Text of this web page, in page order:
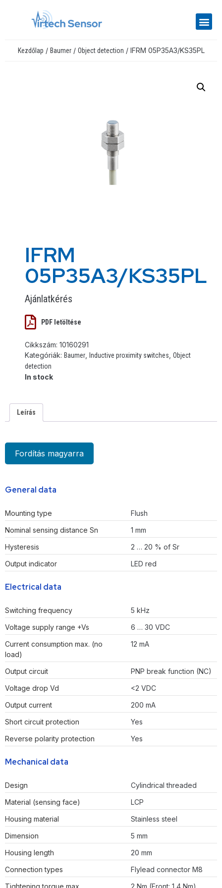
Kezdőlap / Baumer/ Object detection / IFRM 05P35A3/KS35PL
IFRM
05P35A3/KS35PL
Ajánlatkérés
PDF letöltése
Cikkszám: 10160291
Kategóriák: Baumer Inductive proximity switches Object
detection
In stock
Leírás
Fordítás magyarra
General data
Mounting type
Flush
Nominal sensing distance Sn
1 mm
Hysteresis
2 … 20 % of Sr
Output indicator
LED red
Electrical data
Switching frequency
5 kHz
Voltage supply range +Vs
6 … 30 VDC
Current consumption max. (no
load)
12 mA
Output circuit
PNP break function (NC)
Voltage drop Vd
<2 VDC
Output current
200 mA
Short circuit protection
Yes
Reverse polarity protection
Yes
Mechanical data
Design
Cylindrical threaded
Material (sensing face)
LCP
Housing material
Stainless steel
Dimension
5 mm
Housing length
20 mm
Connection types
Flylead connector M8